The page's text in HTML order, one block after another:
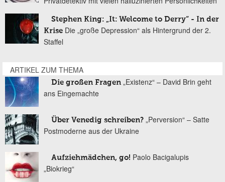
Stephen King: „It: Welcome to Derry“ - In der
Krise Die „große Depression“ als Hintergrund der 2.
Staffel
ARTIKEL ZUM THEMA
Die großen Fragen „Existenz“ – David Brin geht
ans Eingemachte
Über Venedig schreiben? „Perversion“ – Satte
Postmoderne aus der Ukraine
Aufziehmädchen, go! Paolo Bacigalupis
„Biokrieg“